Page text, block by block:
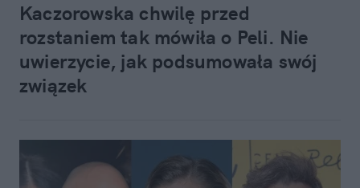
Kaczorowska chwilę przed
rozstaniem tak mówiła o Peli. Nie
uwierzycie, jak podsumowała swój
związek